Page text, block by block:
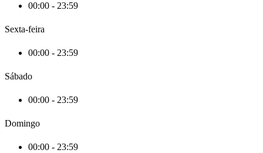
00:00 - 23:59
Sexta-feira
00:00 - 23:59
Sábado
00:00 - 23:59
Domingo
00:00 - 23:59